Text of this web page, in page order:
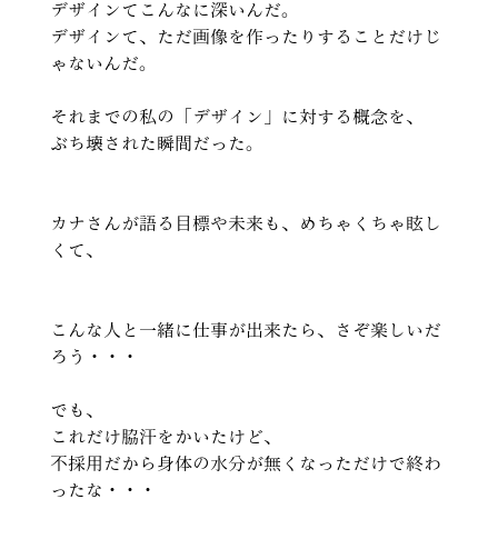
デザインてこんなに深いんだ。
デザインて、ただ画像を作ったりすることだけじ
ゃないんだ。
それまでの私の「デザイン」に対する概念を、
ぶち壊された瞬間だった。
カナさんが語る目標や未来も、めちゃくちゃ眩し
くて、
こんな人と一緒に仕事が出来たら、さぞ楽しいだ
ろう・・・
でも、
これだけ脇汗をかいたけど、
不採用だから身体の水分が無くなっただけで終わ
ったな・・・